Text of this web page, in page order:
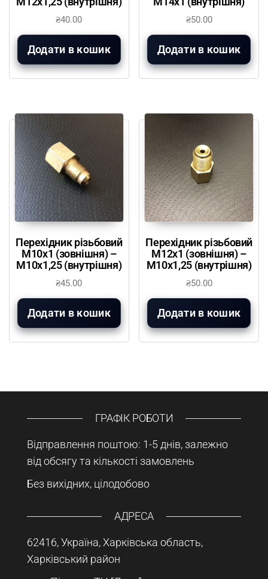
₴40.00
Додати в кошик
₴50.00
Додати в кошик
Перехідник різьбовий
М10х1 (зовнішня) –
М10х1,25 (внутрішня)
₴45.00
Додати в кошик
Перехідник різьбовий
М12х1 (зовнішня) –
М10х1,25 (внутрішня)
₴50.00
Додати в кошик
ГРАФІК РОБОТИ
Відправлення поштою: 1-5 днів, залежно
від обсягу та кількості замовлень
Без вихідних, цілодобово
АДРЕСА
62416, Україна, Харківська область,
Харківський район